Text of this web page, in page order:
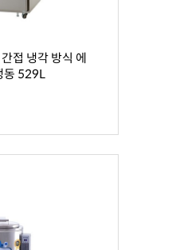
접 냉각 방식 에
동 529L